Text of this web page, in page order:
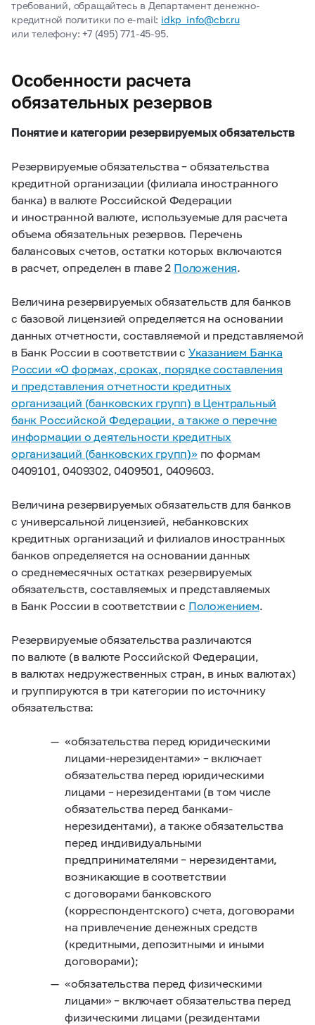
требований, обращайтесь в Департамент денежно-
кредитной политики по e-mail: idkp_info@cbr.ru
или телефону:+7 (495) 771-45-95.
Особенности расчета
обязательных резервов
Понятие и категории резервируемых обязательств
Резервируемые обязательства – обязательства
кредитной организации (филиала иностранного
банка) в валюте Российской Федерации
и иностранной валюте, используемые для расчета
объема обязательных резервов. Перечень
балансовых счетов, остатки которых включаются
в расчет, определен в главе 2 Положения.
Величина резервируемых обязательств для банков
с базовой лицензией определяется на основании
данных отчетности, составляемой и представляемой
в Банк России в соответствии с Указанием Банка
России «О формах, сроках, порядке составления
и представления отчетности кредитных
организаций (банковских групп) в Центральный
банк Российской Федерации, а также о перечне
информации о деятельности кредитных
организаций (банковских групп)»по формам
0409101, 0409302, 0409501, 0409603.
Величина резервируемых обязательств для банков
с универсальной лицензией, небанковских
кредитных организаций и филиалов иностранных
банков определяется на основании данных
о среднемесячных остатках резервируемых
обязательств, составляемых и представляемых
в Банк России в соответствии с Положением.
Резервируемые обязательства различаются
по валюте (в валюте Российской Федерации,
в валютах недружественных стран, в иных валютах)
и группируются в три категории по источнику
обязательства:
«обязательства перед юридическими
лицами-нерезидентами» – включает
обязательства перед юридическими
лицами – нерезидентами (в том числе
обязательства перед банками-
нерезидентами), а также обязательства
перед индивидуальными
предпринимателями – нерезидентами,
возникающие в соответствии
с договорами банковского
(корреспондентского) счета, договорами
на привлечение денежных средств
(кредитными, депозитными и иными
договорами);
«обязательства перед физическими
лицами» – включает обязательства перед
физическими лицами (резидентами